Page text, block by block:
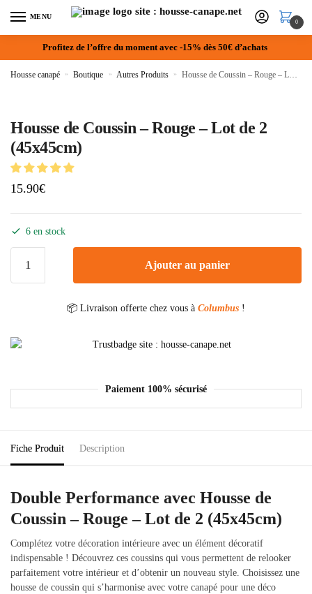
MENU
0
Profitez de l’offre du moment avec -15% dès 50€ d’achats
Housse canapé » Boutique » Autres Produits » Housse de Coussin – Rouge – Lot de 2 (45x45cm)
Housse de Coussin – Rouge – Lot de 2
(45x45cm)
15.90€
6 en stock
Ajouter au panier
📦 Livraison offerte chez vous à Columbus !
Paiement 100% sécurisé
Fiche Produit Description
Double Performance avec Housse de
Coussin – Rouge – Lot de 2 (45x45cm)
Complétez votre décoration intérieure avec un élément décoratif
indispensable ! Découvrez ces coussins qui vous permettent de relooker
parfaitement votre intérieur et d’obtenir un nouveau style. Choisissez une
housse de coussin qui s’harmonise avec votre canapé pour une déco